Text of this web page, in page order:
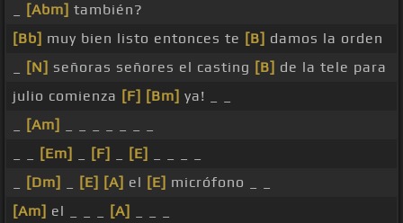
[Abm] también?
[Bb] muy bien listo entonces te [B] damos la orden
[N] señoras señores el casting [B] de la tele para
julio comienza [F] [Bm] ya! _ _
[Am]
[Em] [F] [E]
[Dm] [E] [A] el [E] micrófono _ _
[Am] el _ _ _ [A]